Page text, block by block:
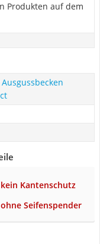
Produkten auf dem
kein Kantenschutz
ohne Seifenspender